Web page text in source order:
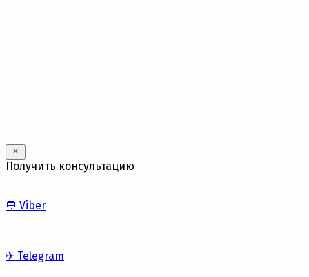
Получить консультацию
💬 Viber
✈ Telegram